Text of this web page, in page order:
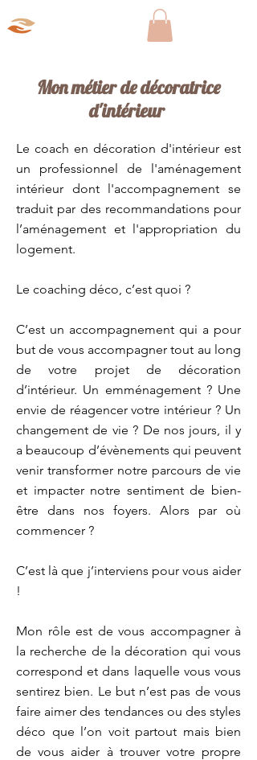
Mon métier de décoratrice
d'intérieur
Le coach en décoration d'intérieur est
un professionnel de l'aménagement
intérieur dont l'accompagnement se
traduit par des recommandations pour
l’aménagement et l'appropriation du
logement.
Le coaching déco, c’est quoi ?
C’est un accompagnement qui a pour
but de vous accompagner tout au long
de votre projet de décoration
d’intérieur. Un emménagement ? Une
envie de réagencer votre intérieur ? Un
changement de vie ? De nos jours, il y
a beaucoup d’évènements qui peuvent
venir transformer notre parcours de vie
et impacter notre sentiment de bien-
être dans nos foyers. Alors par où
commencer ?
C’est là que j’interviens pour vous aider
!
Mon rôle est de vous accompagner à
la recherche de la décoration qui vous
correspond et dans laquelle vous vous
sentirez bien. Le but n’est pas de vous
faire aimer des tendances ou des styles
déco que l’on voit partout mais bien
de vous aider à trouver votre propre